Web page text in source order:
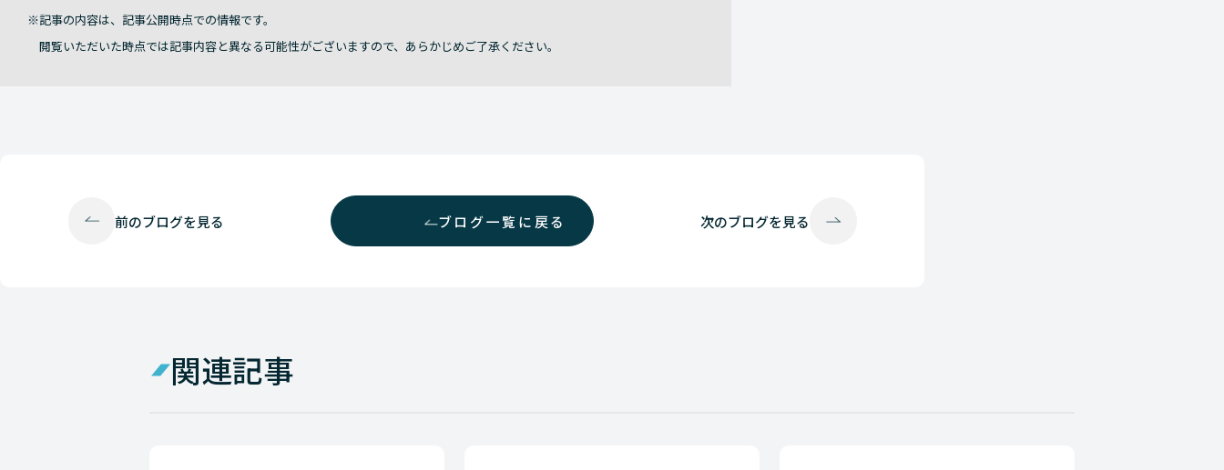
記事の内容は、記事公開時点での情報です。
閲覧いただいた時点では記事内容と異なる可能性がございますので、あらかじめご了承ください。
前のブログを見る ブログ一覧に戻る 次のブログを見る
関連記事